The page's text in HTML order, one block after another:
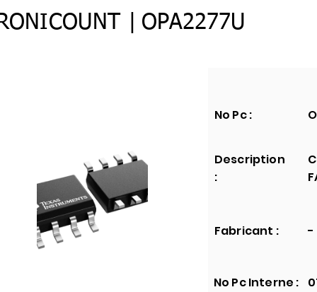
| OPA2277U
No Pc :
Description
:
Fabricant :
No Pc Interne :
-